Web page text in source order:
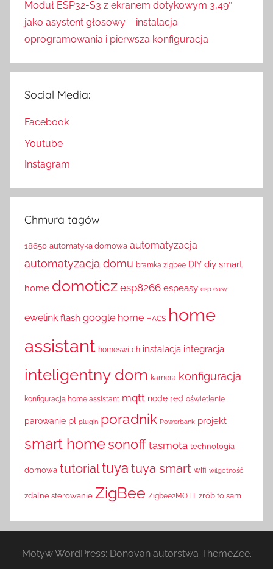
Moduł ESP32-S3 z ekranem dotykowym 3,49″
jako asystent głosowy – instalacja
oprogramowania i pierwsza konfiguracja
Social Media:
Facebook
Youtube
Instagram
Chmura tagów
18650 automatyka domowa automatyzacja
automatyzacja domu bramka zigbee DIY diy smart
home domoticz esp8266 espeasy esp easy
ewelink flash google home HACS home
assistant homeswitch instalacja integracja
inteligentny dom kamera konfiguracja
konfiguracja home assistant mqtt node red oświetlenie
parowanie pl plugin poradnik Powerbank projekt
smart home sonoff tasmota technologia
domowa tutorialtuya tuya smart wifi wilgotność
zdalne sterowanie ZigBee Zigbee2MQTT zrób to sam
Motyw WordPress: Donovan autorstwa ThemeZee.